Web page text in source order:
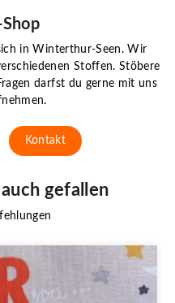
in Winterthur-Seen. Wir
Stoffen. Stöbere
darfst du gerne mit uns
Kontakt
gefallen